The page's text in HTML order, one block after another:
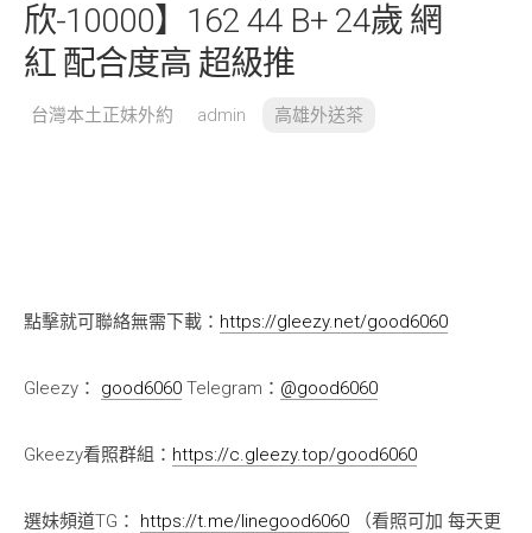
欣-10000】162 44 B+ 24歲 網
紅 配合度高 超級推
台灣本土正妹外約 admin 高雄外送茶
點擊就可聯絡無需下載： https://gleezy.net/good6060
Gleezy： good6060 Telegram： @good6060
Gkeezy看照群組： https://c.gleezy.top/good6060
選妹頻道TG： https://t.me/linegood6060 （看照可加 每天更